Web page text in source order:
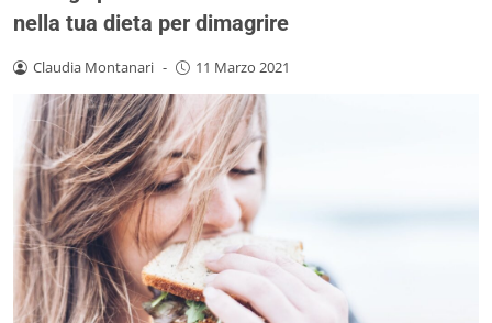
nella tua dieta per dimagrire
Claudia Montanari - 11 Marzo 2021